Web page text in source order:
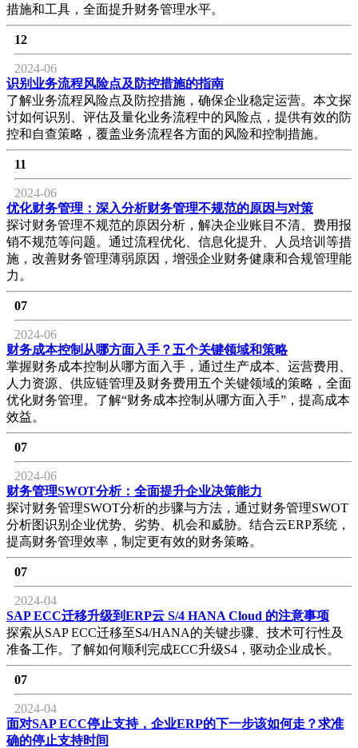
措施和工具，全面提升财务管理水平。
12
2024-06
识别业务流程风险点及防控措施的指南
了解业务流程风险点及防控措施，确保企业稳定运营。本文探
讨如何识别、评估及量化业务流程中的风险点，提供有效的防
控和自查策略，覆盖业务流程各方面的风险和控制措施。
11
2024-06
优化财务管理：深入分析财务管理不规范的原因与对策
探讨财务管理不规范的原因分析，解决企业账目不清、费用报
销不规范等问题。通过流程优化、信息化提升、人员培训等措
施，改善财务管理薄弱原因，增强企业财务健康和合规管理能
力。
07
2024-06
财务成本控制从哪方面入手？五个关键领域和策略
掌握财务成本控制从哪方面入手，通过生产成本、运营费用、
人力资源、供应链管理及财务费用五个关键领域的策略，全面
优化财务管理。了解“财务成本控制从哪方面入手”，提高成本
效益。
07
2024-06
财务管理SWOT分析：全面提升企业决策能力
探讨财务管理SWOT分析的步骤与方法，通过财务管理SWOT
分析图识别企业优势、劣势、机会和威胁。结合云ERP系统，
提高财务管理效率，制定更有效的财务策略。
07
2024-04
SAP ECC迁移升级到ERP云 S/4 HANA Cloud 的注意事项
探索从SAP ECC迁移至S4/HANA的关键步骤、技术可行性及
准备工作。了解如何顺利完成ECC升级S4，驱动企业成长。
07
2024-04
面对SAP ECC停止支持，企业ERP的下一步该如何走？求准
确的停止支持时间